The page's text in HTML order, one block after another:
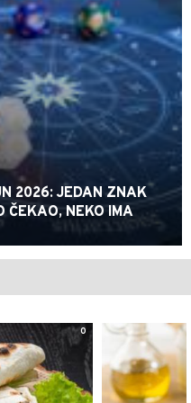
2026: JEDAN ZNAK
ČEKAO, NEKO IMA
0